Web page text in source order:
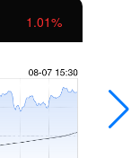
1.01%